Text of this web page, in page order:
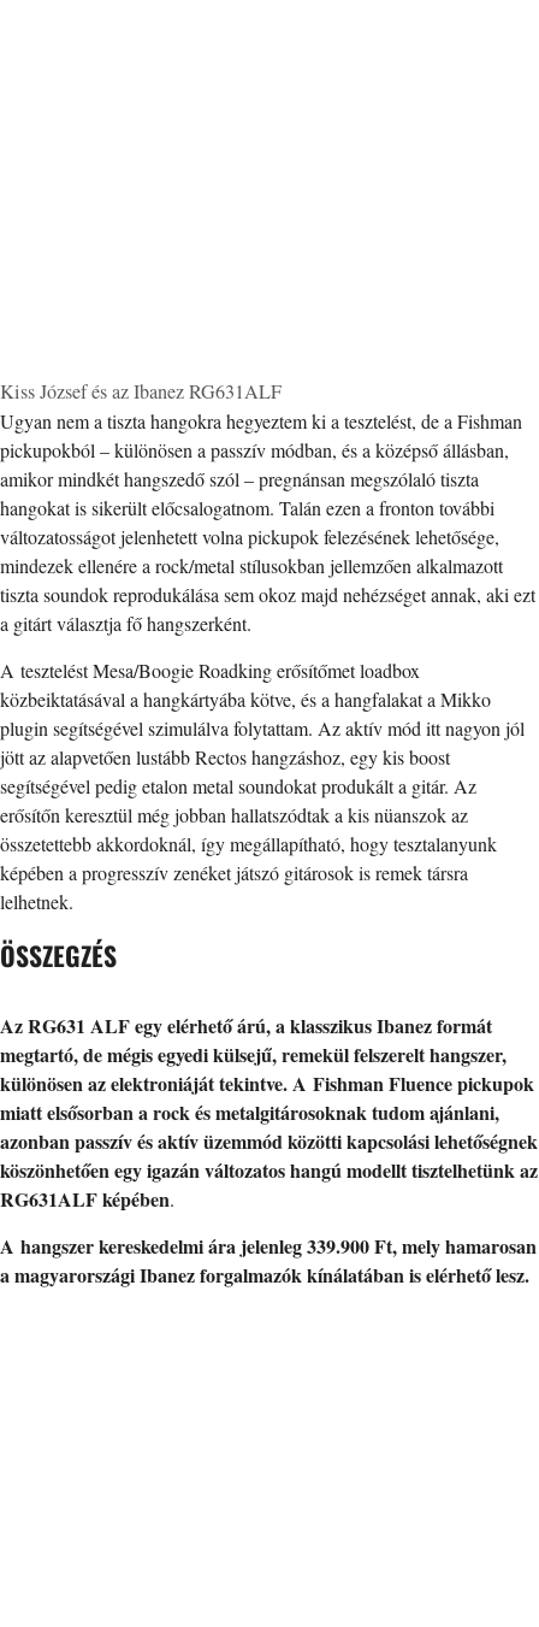
Kiss József és az Ibanez RG631ALF
Ugyan nem a tiszta hangokra hegyeztem ki a tesztelést, de a Fishman
pickupokból – különösen a passzív módban, és a középső állásban,
amikor mindkét hangszedő szól – pregnánsan megszólaló tiszta
hangokat is sikerült előcsalogatnom. Talán ezen a fronton további
változatosságot jelenhetett volna pickupok felezésének lehetősége,
mindezek ellenére a rock/metal stílusokban jellemzően alkalmazott
tiszta soundok reprodukálása sem okoz majd nehézséget annak, aki ezt
a gitárt választja fő hangszerként.
A tesztelést Mesa/Boogie Roadking erősítőmet loadbox
közbeiktatásával a hangkártyába kötve, és a hangfalakat a Mikko
plugin segítségével szimulálva folytattam. Az aktív mód itt nagyon jól
jött az alapvetően lustább Rectos hangzáshoz, egy kis boost
segítségével pedig etalon metal soundokat produkált a gitár. Az
erősítőn keresztül még jobban hallatszódtak a kis nüanszok az
összetettebb akkordoknál, így megállapítható, hogy tesztalanyunk
képében a progresszív zenéket játszó gitárosok is remek társra
lelhetnek.
ÖSSZEGZÉS
Az RG631 ALF egy elérhető árú, a klasszikus Ibanez formát
megtartó, de mégis egyedi külsejű, remekül felszerelt hangszer,
különösen az elektroniáját tekintve. A Fishman Fluence pickupok
miatt elsősorban a rock és metalgitárosoknak tudom ajánlani,
azonban passzív és aktív üzemmód közötti kapcsolási lehetőségnek
köszönhetően egy igazán változatos hangú modellt tisztelhetünk az
RG631ALF képében.
A hangszer kereskedelmi ára jelenleg 339.900 Ft, mely hamarosan
a magyarországi Ibanez forgalmazók kínálatában is elérhető lesz.